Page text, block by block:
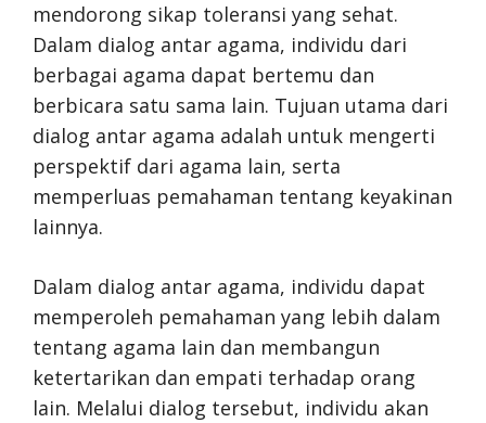
mendorong sikap toleransi yang sehat.
Dalam dialog antar agama, individu dari
berbagai agama dapat bertemu dan
berbicara satu sama lain. Tujuan utama dari
dialog antar agama adalah untuk mengerti
perspektif dari agama lain, serta
memperluas pemahaman tentang keyakinan
lainnya.
Dalam dialog antar agama, individu dapat
memperoleh pemahaman yang lebih dalam
tentang agama lain dan membangun
ketertarikan dan empati terhadap orang
lain. Melalui dialog tersebut, individu akan